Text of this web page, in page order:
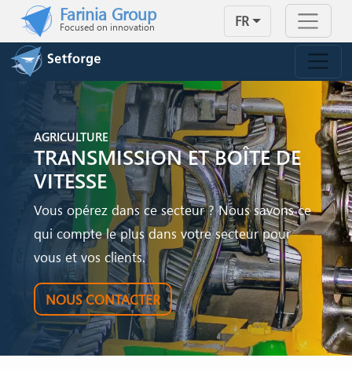
Skip to main content
Farinia Group
Focused on innovation FR
AGRICULTURE
TRANSMISSION ET BOÎTE DE
VITESSE
Vous opérez dans ce secteur ? Nous savons ce
qui compte le plus dans votre secteur pour
vous et vos clients.
NOUS CONTACTER